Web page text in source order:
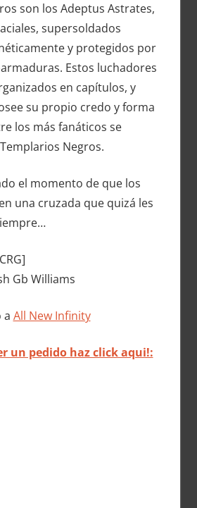
son los Adeptus Astrates,
supersoldados
y protegidos por
Estos luchadores
en capítulos, y
su propio credo y forma
los más fanáticos se
Negros.
el momento de que los
una cruzada que quizá les
Gb Williams
a All New Infinity
un pedido haz click aqui!: